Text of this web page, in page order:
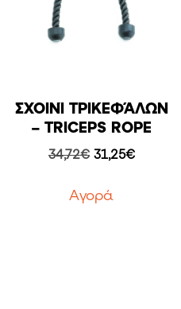
ΣΧΟΙΝΊ ΤΡΙΚΕΦΆΛΩΝ
– TRICEPS ROPE
34,72€ Original
was:
34,72€.
31,25€Η
Aγορά